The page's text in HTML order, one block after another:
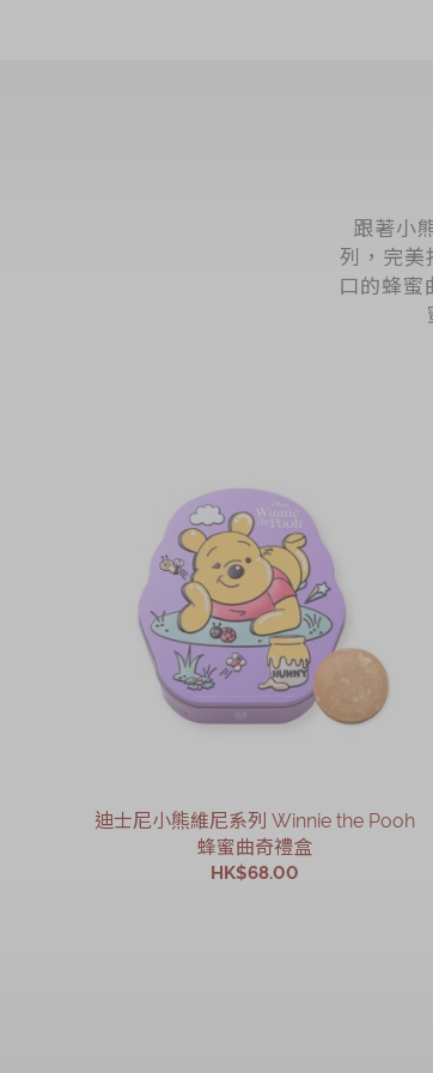
跟著小
列，完
口的蜂
迪士尼小熊維尼系列 Winnie the Pooh
蜂蜜曲奇禮盒
HK$68.00